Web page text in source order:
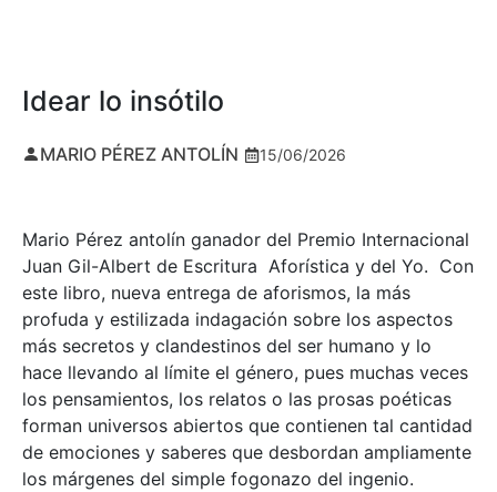
Idear lo insótilo
MARIO PÉREZ ANTOLÍN 15/06/2026
Mario Pérez antolín ganador del Premio Internacional
Juan Gil-Albert de Escritura Aforística y del Yo. Con
este libro, nueva entrega de aforismos, la más
profuda y estilizada indagación sobre los aspectos
más secretos y clandestinos del ser humano y lo
hace llevando al límite el género, pues muchas veces
los pensamientos, los relatos o las prosas poéticas
forman universos abiertos que contienen tal cantidad
de emociones y saberes que desbordan ampliamente
los márgenes del simple fogonazo del ingenio.